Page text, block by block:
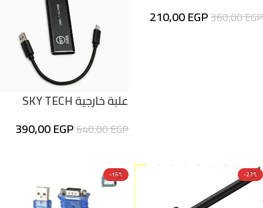
بثمانية منافذ”
360,00EGP
210,00EGP
علبة خارجية SKY TECH
بمنفذ USB 3.1 Gen 2
640,00EGP
390,00EGP
-22%
-16%